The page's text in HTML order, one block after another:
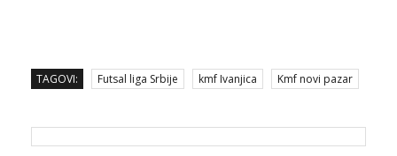
TAGOVI: Futsal liga Srbije kmf Ivanjica Kmf novi pazar